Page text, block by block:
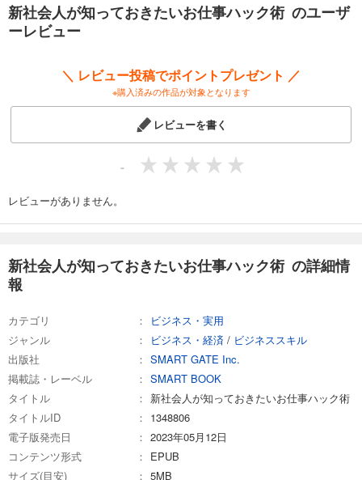
【主な内容】
同期に差をつけるビジネスマナーの基本
「仕事ができる社員」に一歩近づく実務の基本
働きやすさが変わる人間関係の基本
「新入社員の心のどんよりをリセットするメンタルハック」
入社早々、なぜ心がどんよりしてしまうのか？
【性格タイプ別】ストレスリセット基礎編
【性格タイプ別】ストレスリセット応用編
こんなときどうする？新入社員にありがちな7つの質問
バランス」
今、なぜ必要なの？／企業も個人も得する／ｗｉｔｈコロナ時代の働き
方
「仕事で評価される！1日5分で説明上手になる伝え方」
説明で損をしないために！「伝わらない説明」のパターンと原因
説明上手になれる「話の組み立て方」／実践で使える「展開のテクニッ
ク」
「しゃべり下手でも安心！ゼロから身につくプレゼン術」
プレゼンの基本／要点を伝えるテクニック／プレゼンの準備をしよう！
成功させるための最終確認をしよう！／プレゼン力に活かせる偉人の名
言集
新社会人が知っておきたいお仕事ハック術 のユーザ
ーレビュー
＼ レビュー投稿でポイントプレゼント ／
※購入済みの作品が対象となります
レビューを書く
-
レビューがありません。
新社会人が知っておきたいお仕事ハック術 の詳細情
報
カテゴリ
ビジネス・実用
ジャンル
ビジネス・経済 / ビジネススキル
出版社
SMART GATE Inc.
掲載誌・レーベル
SMART BOOK
タイトル
新社会人が知っておきたいお仕事ハック術
タイトルID
1348806
電子版発売日
2023年05月12日
コンテンツ形式
EPUB
サイズ(目安)
5MB